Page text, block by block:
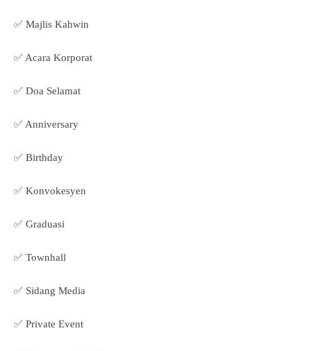
✅ Majlis Kahwin
✅ Acara Korporat
✅ Doa Selamat
✅ Anniversary
✅ Birthday
✅ Konvokesyen
✅ Graduasi
✅ Townhall
✅ Sidang Media
✅ Private Event